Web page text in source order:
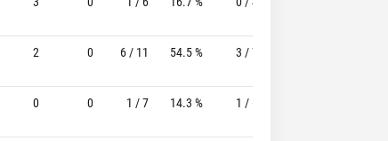
2 0 6 / 11 54.5 % 3 / 7
0 0 1 / 7 14.3 % 1 / 6